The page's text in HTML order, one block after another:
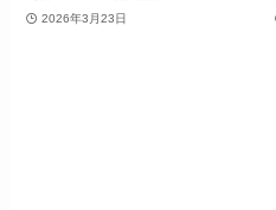
2026年3月23日